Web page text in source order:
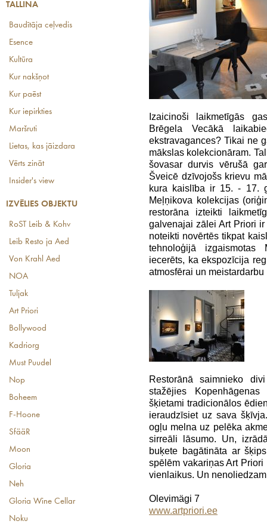
TALLINA
Baudītāja ceļvedis
Esence
Kultūra
Kur nakšņot
Kur paēst
Kur iepirkties
Maršruti
Lietas, kas jāizdara
Vērts zināt
Insider's view
IZVĒLIES OBJEKTU
RoST Leib & Kohv
Leib Resto ja Aed
Von Krahl Aed
NOA
Tuljak
Art Priori
Bollywood
Kadriorg
Must Puudel
Nop
Boheem
F-Hoone
SfääR
Moon
Gloria
Neh
Gloria Wine Cellar
Noku
Izaicinoši laikmetīgās
Brēgela Vecākā
ekstravagances? Tikai ne
mākslas kolekcionāram.
šovasar durvis vērušā
Šveicē dzīvojošs krievu
kura kaislība ir 15. - 17.
Meļņikova kolekcijas
restorāna izteikti
galvenajai zālei Art Priori
noteikti novērtēs tikpat
tehnoloģijā izgaismotas
iecerēts, ka ekspozīcija
atmosfērai un
Restorānā saimnieko
stažējies
šķietami tradicionālos
ieraudzīsiet uz sava
ogļu melna uz pelēka
sirreāli lāsumo. Un,
buķete bagātināta ar
spēlēm vakariņas Art
vienlaikus. Un
Olevimägi 7
www.artpriori.ee